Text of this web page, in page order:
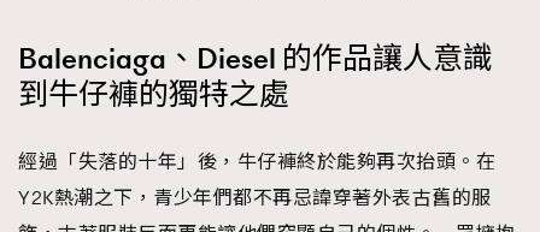
Balenciaga、Diesel 的作品讓人意識
到牛仔褲的獨特之處
經過「失落的十年」後，牛仔褲終於能夠再次抬頭。在
Y2K熱潮之下，青少年們都不再忌諱穿著外表古舊的服